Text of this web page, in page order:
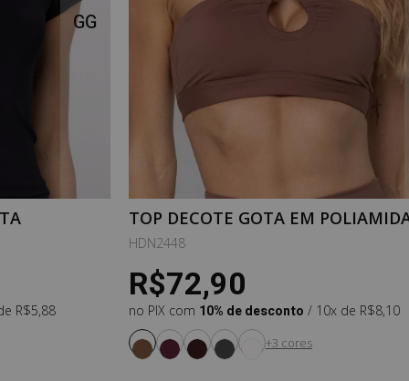
R$5,88
GG
TOP DECOTE GOTA EM
PURESENSE TOFFEE
HDN2448
R$72,90
no PIX com 10% de desconto / 10x de R$8,10
+3 cores